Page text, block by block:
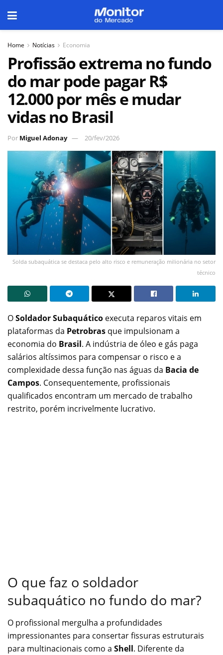
Home Notícias Economia
Profissão extrema no fundo
do mar pode pagar R$
12.000 por mês e mudar
vidas no Brasil
Por Miguel Adonay 20/fev/2026
Solda subaquática se destaca pelo alto risco e remuneração milionária no setor
técnico
OSoldador Subaquático executa reparos vitais em
plataformas da Petrobras que impulsionam a
economia do Brasil. A indústria de óleo e gás paga
salários altíssimos para compensar o risco e a
complexidade dessa função nas águas da Bacia de
Campos. Consequentemente, profissionais
qualificados encontram um mercado de trabalho
restrito, porém incrivelmente lucrativo.
O que faz o soldador
subaquático no fundo do mar?
O profissional mergulha a profundidades
impressionantes para consertar fissuras estruturais
para multinacionais como a Shell. Diferente da